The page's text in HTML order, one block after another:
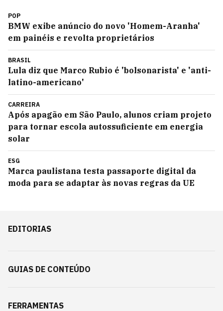
POP
BMW exibe anúncio do novo 'Homem-Aranha'
em painéis e revolta proprietários
BRASIL
Lula diz que Marco Rubio é 'bolsonarista' e 'anti-
latino-americano'
CARREIRA
Após apagão em São Paulo, alunos criam projeto
para tornar escola autossuficiente em energia
solar
ESG
Marca paulistana testa passaporte digital da
moda para se adaptar às novas regras da UE
EDITORIAS
GUIAS DE CONTEÚDO
FERRAMENTAS